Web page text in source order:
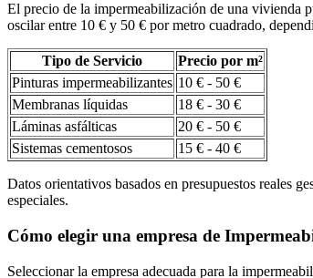
El precio de la impermeabilización de una vivienda
oscilar entre 10 € y 50 € por metro cuadrado,
Tipo de Servicio
Precio por m²
Pinturas impermeabilizantes 10 € - 50 €
Membranas líquidas
18 € - 30 €
Láminas asfálticas
20 € - 50 €
Sistemas cementosos
15 € - 40 €
Datos orientativos basados en presupuestos reales
especiales.
Cómo elegir una empresa de
Seleccionar la empresa adecuada para la